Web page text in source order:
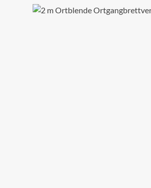
Bildergalerie überspringen